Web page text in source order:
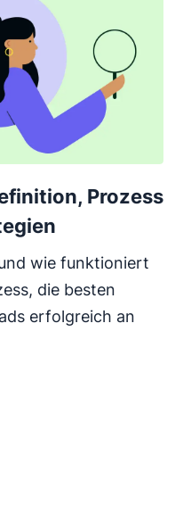
Prozess
wie funktioniert
die besten
erfolgreich an